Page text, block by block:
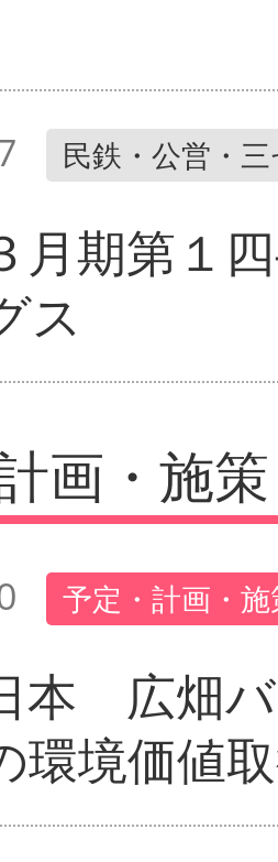
民鉄・公営・
月期第１
ス
画・施策
予定・計画・
本 広畑
環境価値